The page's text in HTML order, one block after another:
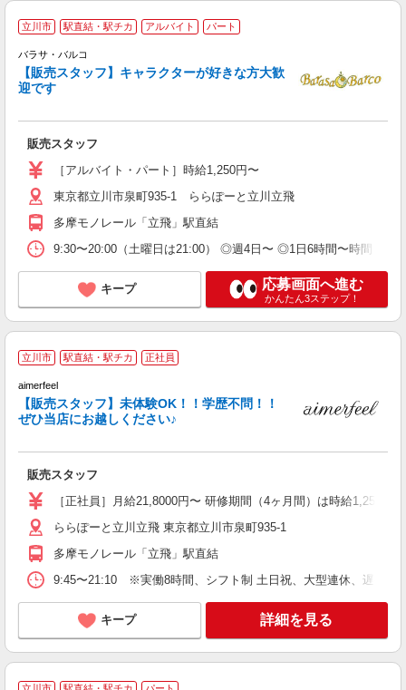
立川市 駅直結・駅チカ アルバイト パート
バラサ・バルコ
【販売スタッフ】キャラクターが好きな方大歓
迎です
販売スタッフ
［アルバイト・パート］時給1,250円〜
東京都立川市泉町935-1 ららぽーと立川立飛
多摩モノレール「立飛」駅直結
9:30〜20:00（土曜日は21:00） ◎週4日〜 ◎1日6時間〜時間・
キープ 応募画面へ進む
かんたん3ステップ！
立川市 駅直結・駅チカ 正社員
aimerfeel
【販売スタッフ】未体験OK！！学歴不問！！
ぜひ当店にお越しください♪
販売スタッフ
［正社員］月給21,8000円〜 研修期間（4ヶ月間）は時給1,250円
ららぽーと立川立飛 東京都立川市泉町935-1
多摩モノレール「立飛」駅直結
9:45〜21:10 ※実働8時間、シフト制 土日祝、大型連休、遅番入
キープ 詳細を見る